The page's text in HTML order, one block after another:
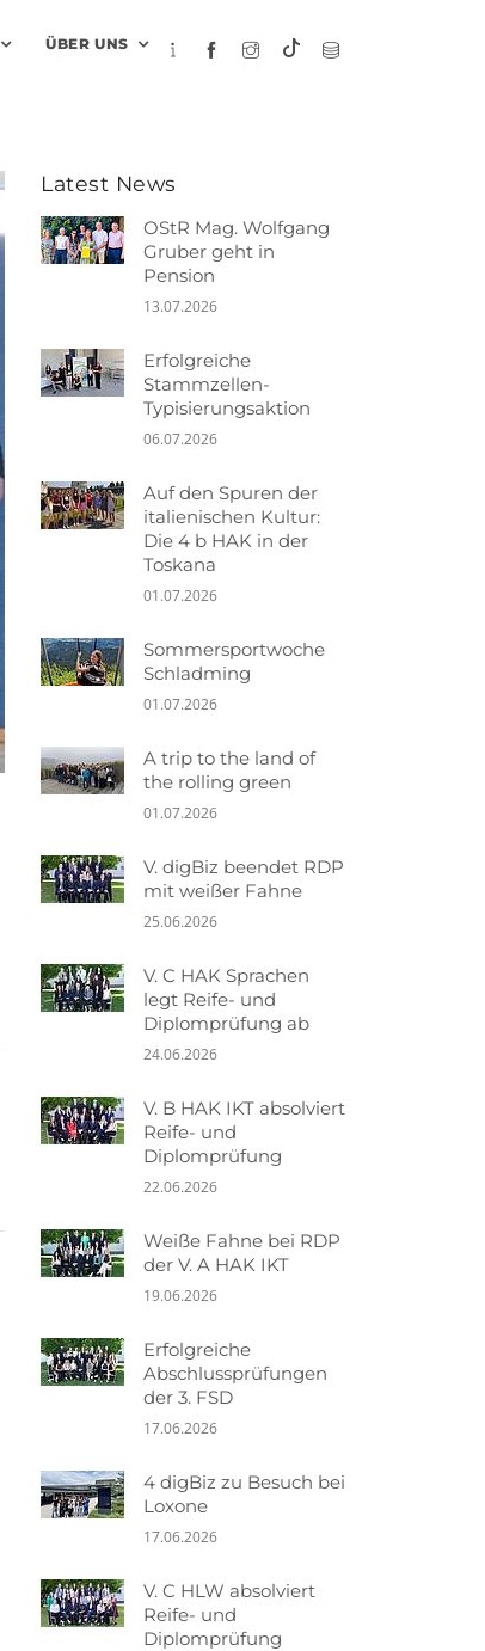
ÜBER UNS
Latest News
OStR Mag. Wolfgang
Gruber geht in
Pension
13.07.2026
Erfolgreiche
Stammzellen-
Typisierungsaktion
06.07.2026
Auf den Spuren der
italienischen Kultur:
Die 4 b HAK in der
Toskana
01.07.2026
Sommersportwoche
Schladming
01.07.2026
A trip to the land of
the rolling green
01.07.2026
V. digBiz beendet RDP
mit weißer Fahne
25.06.2026
V. C HAK Sprachen
legt Reife- und
Diplomprüfung ab
24.06.2026
V. B HAK IKT absolviert
Reife- und
Diplomprüfung
22.06.2026
Weiße Fahne bei RDP
der V. A HAK IKT
19.06.2026
Erfolgreiche
Abschlussprüfungen
der 3. FSD
17.06.2026
4 digBiz zu Besuch bei
Loxone
17.06.2026
V. C HLW absolviert
Reife- und
Diplomprüfung